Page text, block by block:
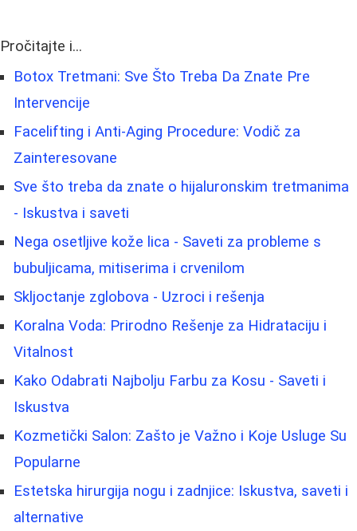
Pročitajte i...
Botox Tretmani: Sve Što Treba Da Znate Pre
Intervencije
Facelifting i Anti-Aging Procedure: Vodič za
Zainteresovane
Sve što treba da znate o hijaluronskim tretmanima
- Iskustva i saveti
Nega osetljive kože lica - Saveti za probleme s
bubuljicama, mitiserima i crvenilom
Skljoctanje zglobova - Uzroci i rešenja
Koralna Voda: Prirodno Rešenje za Hidrataciju i
Vitalnost
Kako Odabrati Najbolju Farbu za Kosu - Saveti i
Iskustva
Kozmetički Salon: Zašto je Važno i Koje Usluge Su
Popularne
Estetska hirurgija nogu i zadnjice: Iskustva, saveti i
alternative